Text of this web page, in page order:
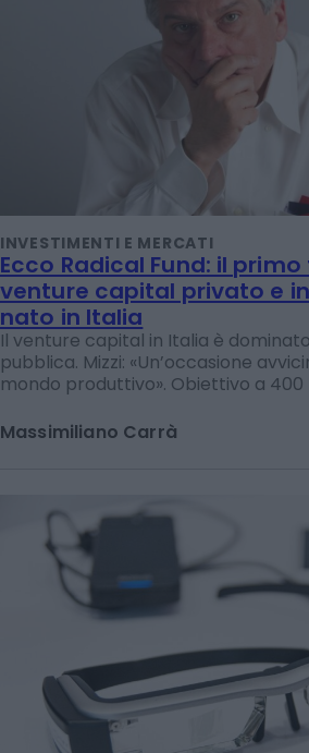
INVESTIMENTI E MERCATI
Ecco Radical Fund: il
venture capital privato e
nato in Italia
Il venture capital in Italia è
pubblica. Mizzi: «Un’occasione
mondo produttivo». Obiettivo a
Massimiliano Carrà